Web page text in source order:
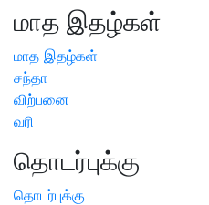
மாத இதழ்கள்
மாத இதழ்கள்
சந்தா
விற்பனை
வரி
தொடர்புக்கு
தொடர்புக்கு